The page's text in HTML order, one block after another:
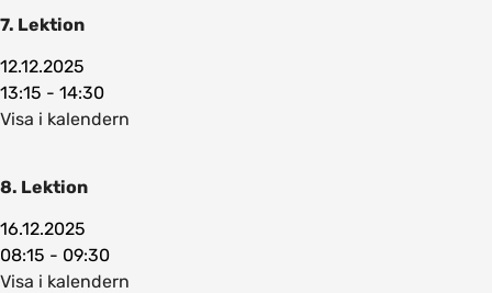
7. Lektion
12.12.2025
13:15 - 14:30
Visa i kalendern
8. Lektion
16.12.2025
08:15 - 09:30
Visa i kalendern